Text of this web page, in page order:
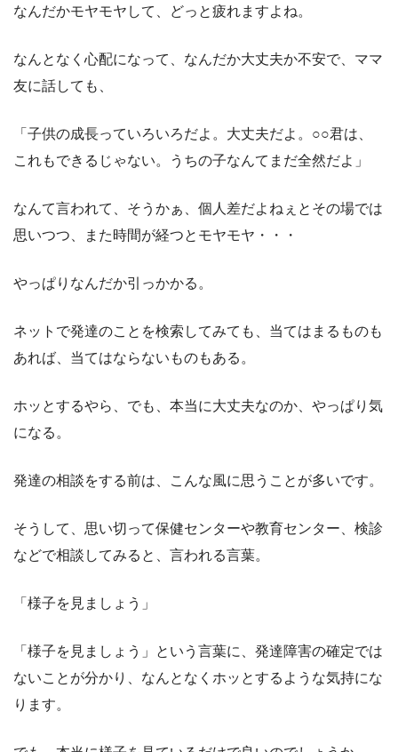
なんだかモヤモヤして、どっと疲れますよね。
なんとなく心配になって、なんだか大丈夫か不安で、ママ
友に話しても、
「子供の成長っていろいろだよ。大丈夫だよ。○○君は、
これもできるじゃない。うちの子なんてまだ全然だよ」
なんて言われて、そうかぁ、個人差だよねぇとその場では
思いつつ、また時間が経つとモヤモヤ・・・
やっぱりなんだか引っかかる。
ネットで発達のことを検索してみても、当てはまるものも
あれば、当てはならないものもある。
ホッとするやら、でも、本当に大丈夫なのか、やっぱり気
になる。
発達の相談をする前は、こんな風に思うことが多いです。
そうして、思い切って保健センターや教育センター、検診
などで相談してみると、言われる言葉。
「様子を見ましょう」
「様子を見ましょう」という言葉に、発達障害の確定では
ないことが分かり、なんとなくホッとするような気持にな
ります。